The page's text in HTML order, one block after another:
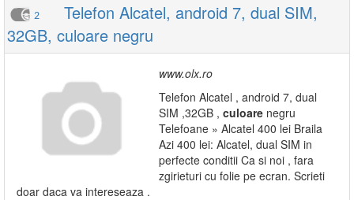
2
Telefon Alcatel, android 7, dual SIM,
32GB, culoare negru
www.olx.ro
Telefon Alcatel , android 7, dual
SIM ,32GB , culoare negru
Telefoane » Alcatel 400 lei Braila
Azi 400 lei: Alcatel, dual SIM in
perfecte conditii Ca si noi , fara
zgirieturi cu folie pe ecran. Scrieti
doar daca va intereseaza .